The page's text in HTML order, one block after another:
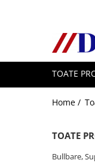
Toate Produsele
Bullbare, Suporti
Accesorii inox
TOATE
Home /
TOATE
Bullbare,